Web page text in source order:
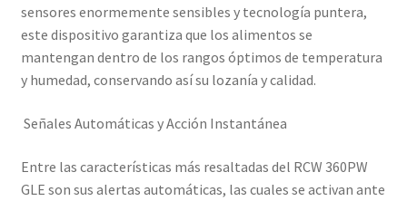
sensores enormemente sensibles y tecnología puntera,
este dispositivo garantiza que los alimentos se
mantengan dentro de los rangos óptimos de temperatura
y humedad, conservando así su lozanía y calidad.
Señales Automáticas y Acción Instantánea
Entre las características más resaltadas del RCW 360PW
GLE son sus alertas automáticas, las cuales se activan ante